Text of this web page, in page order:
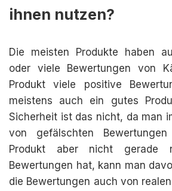
ihnen nutzen?
Die meisten Produkte haben
oder viele Bewertungen von
Produkt viele positive
meistens auch ein gutes
Sicherheit ist das nicht, da man
von gefälschten
Produkt aber nicht gerade
Bewertungen hat, kann man
die Bewertungen auch von